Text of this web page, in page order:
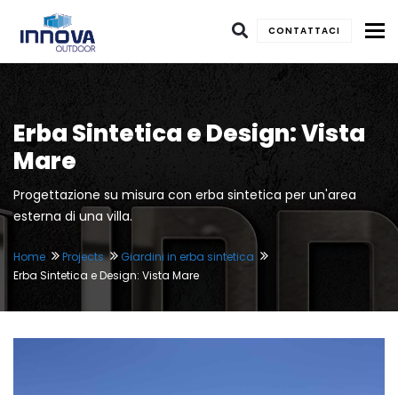
CONTATTACI
Erba Sintetica e Design: Vista
Mare
Progettazione su misura con erba sintetica per un'area
esterna di una villa.
Home Projects
Giardini in erba sintetica
Erba Sintetica e Design: Vista Mare